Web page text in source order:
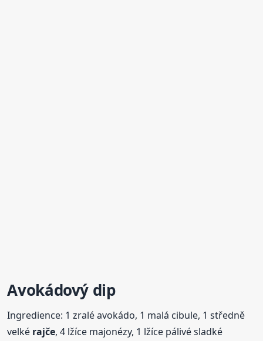
Avokádový dip
Ingredience: 1 zralé avokádo, 1 malá cibule, 1 středně
velké rajče, 4 lžíce majonézy, 1 lžíce pálivé sladké